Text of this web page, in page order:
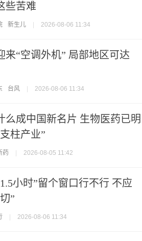
些苦难
新生儿 2026-08-06 11:34
来“空调外机” 局部地区可达
台风 2026-08-06 11:34
么成中国新名片 生物医药已明
柱产业”
药 2026-08-05 11:42
小时”留个窗口行不行 不应
”
2026-08-06 11:34